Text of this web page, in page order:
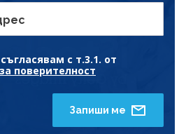
с т.3.1. от
поверителност
Запиши ме